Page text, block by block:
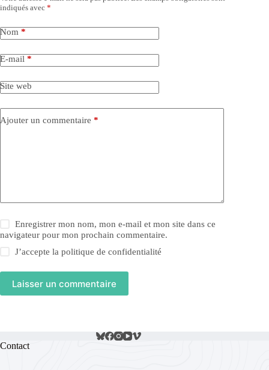
indiqués avec *
Nom *
E-mail *
Site web
Ajouter un commentaire *
Enregistrer mon nom, mon e-mail et mon site dans ce
navigateur pour mon prochain commentaire.
J’accepte lapolitique de confidentialité
Laisser un commentaire
Contact